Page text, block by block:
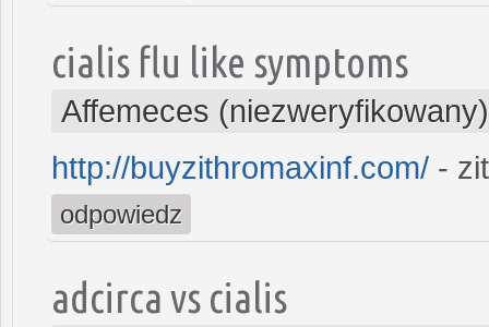
cialis flu like symptoms
Affemeces (niezweryfikowany)
http://buyzithromaxinf.com/ -
odpowiedz
adcirca vs cialis